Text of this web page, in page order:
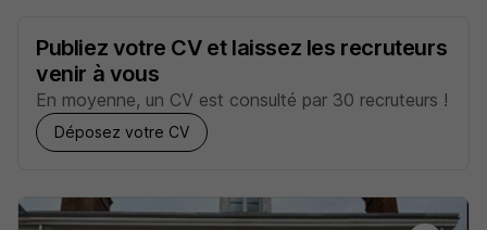
Publiez votre CV et laissez les recruteurs
venir à vous
En moyenne, un CV est consulté par 30 recruteurs !
Déposez votre CV